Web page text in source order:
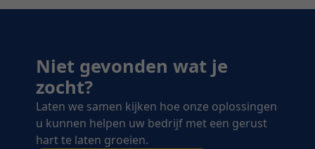
Niet gevonden wat je
zocht?
Laten we samen kijken hoe onze oplossingen
u kunnen helpen uw bedrijf met een gerust
hart te laten groeien.